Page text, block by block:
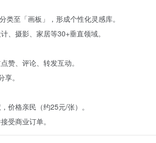
至「画板」，形成个性化灵感库。
、摄影、家居等30+垂直领域。
赞、评论、转发互动。
。
价格亲民（约25元/张）。
受商业订单。